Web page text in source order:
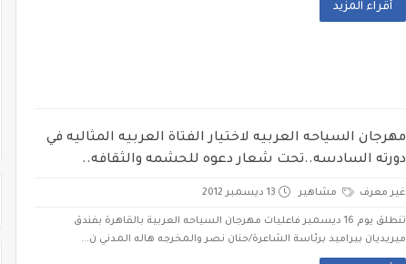
أقراء المزيد
مهرجان السياحه العربيه لاختيار الفتاة العربيه المثاليه في
دورته السادسه..تحت شعار دعوه للحشمه والثقافه..
غير معرف مشاهير 13 ديسمبر 2012
تنطلق يوم 16 ديسمبر فاعليات مهرجان السياحه العربية بالقاهرة بفندق
ميريديان بيراميد برئاسة الشاعرة/حنان نصر والمخرجه هاله المدني ن...